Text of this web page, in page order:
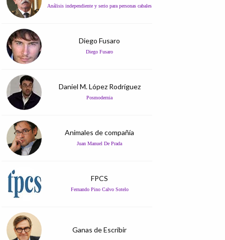
Análisis independiente y serio para personas cabales
Diego Fusaro
Diego Fusaro
Daniel M. López Rodríguez
Posmodernia
Animales de compañía
Juan Manuel De Prada
FPCS
Fernando Pino Calvo Sotelo
Ganas de Escribir